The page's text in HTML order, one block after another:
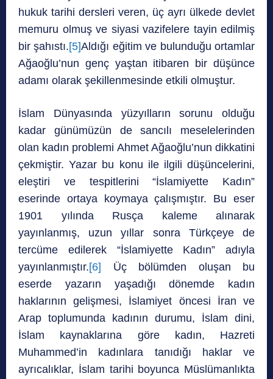
hukuk tarihi dersleri veren, üç ayrı ülkede devlet
memuru olmuş ve siyasi vazifelere tayin edilmiş
bir şahıstı.[5]Aldığı eğitim ve bulunduğu ortamlar
Ağaoğlu’nun genç yaştan itibaren bir düşünce
adamı olarak şekillenmesinde etkili olmuştur.
İslam Dünyasında yüzyılların sorunu olduğu
kadar günümüzün de sancılı meselelerinden
olan kadın problemi Ahmet Ağaoğlu’nun dikkatini
çekmiştir. Yazar bu konu ile ilgili düşüncelerini,
eleştiri ve tespitlerini “İslamiyette Kadın”
eserinde ortaya koymaya çalışmıştır. Bu eser
1901 yılında Rusça kaleme alınarak
yayınlanmış, uzun yıllar sonra Türkçeye de
tercüme edilerek “İslamiyette Kadın” adıyla
yayınlanmıştır.[6] Üç bölümden oluşan bu
eserde yazarın yaşadığı dönemde kadın
haklarının gelişmesi, İslamiyet öncesi İran ve
Arap toplumunda kadının durumu, İslam dini,
İslam kaynaklarına göre kadın, Hazreti
Muhammed’in kadınlara tanıdığı haklar ve
ayrıcalıklar, İslam tarihi boyunca Müslümanlıkta